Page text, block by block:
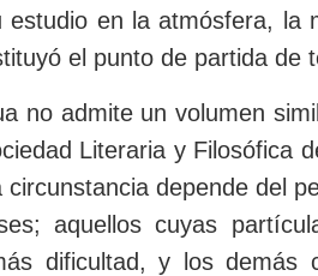
estudio en la atmósfera, la
el punto de partida de
no admite un volumen
Literaria y Filosófica
circunstancia depende del
aquellos cuyas
dificultad, y los demás